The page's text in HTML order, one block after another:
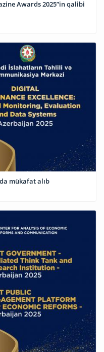
Awards 2025”in qalibi
mükafat alıb